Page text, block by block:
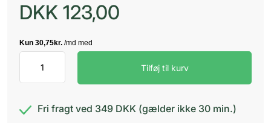
DKK 123,00
solution
Tilføj til kurv
Fri fragt ved 349 DKK (gælder ikke 30 min.)